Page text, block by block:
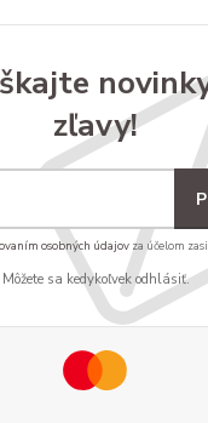
zľavy!
osobných údajov za účelom
Môžete sa kedykoľvek odhlásiť.